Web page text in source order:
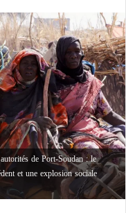
de Port-Soudan : le
et une explosion sociale